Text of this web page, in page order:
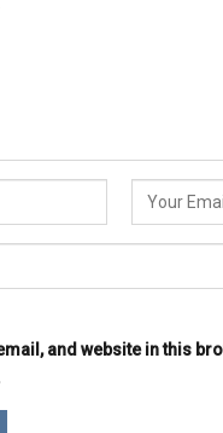
and website in this